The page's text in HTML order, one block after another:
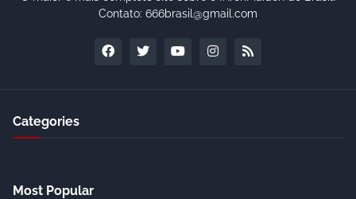
Contato: 666brasil@gmail.com
Categories
Most Popular